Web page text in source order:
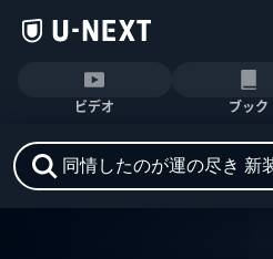
ビデオ ブック